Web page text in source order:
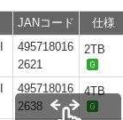
JANコード 仕様
495718016
2621
2TB
495718016
2638
4TB